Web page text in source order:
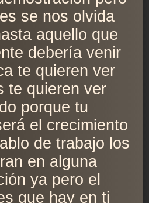
se nos olvida
aquello que
debería venir
te quieren ver
te quieren ver
porque tu
el crecimiento
de trabajo los
en alguna
ya pero el
que hay en ti